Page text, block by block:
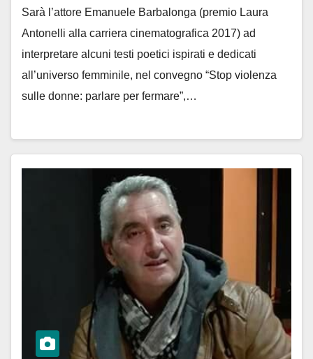
Sarà l’attore Emanuele Barbalonga (premio Laura
Antonelli alla carriera cinematografica 2017) ad
interpretare alcuni testi poetici ispirati e dedicati
all’universo femminile, nel convegno “Stop violenza
sulle donne: parlare per fermare”,…